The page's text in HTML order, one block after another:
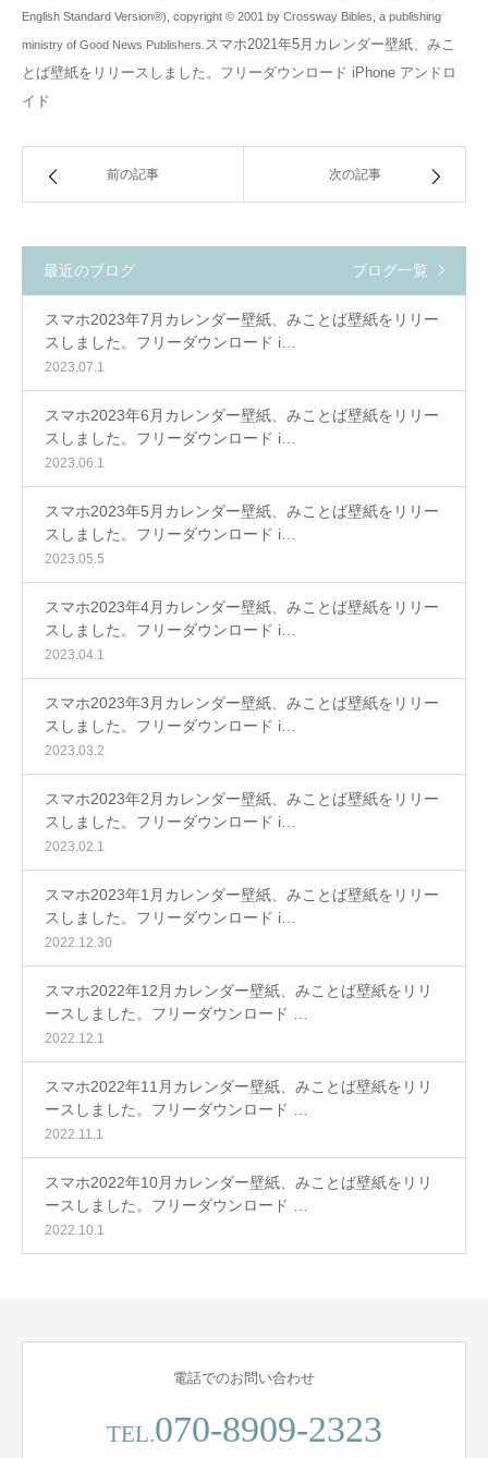
English Standard Version®), copyright © 2001 by Crossway Bibles, a publishing
ministry of Good News Publishers. スマホ2021年5月カレンダー壁紙、みこ
とば壁紙をリリースしました。フリーダウンロード iPhone アンドロ
イド
前の記事 次の記事
最近のブログ ブログ一覧
スマホ2023年7月カレンダー壁紙、みことば壁紙をリリー
スしました。フリーダウンロード i…
2023.07.1
スマホ2023年6月カレンダー壁紙、みことば壁紙をリリー
スしました。フリーダウンロード i…
2023.06.1
スマホ2023年5月カレンダー壁紙、みことば壁紙をリリー
スしました。フリーダウンロード i…
2023.05.5
スマホ2023年4月カレンダー壁紙、みことば壁紙をリリー
スしました。フリーダウンロード i…
2023.04.1
スマホ2023年3月カレンダー壁紙、みことば壁紙をリリー
スしました。フリーダウンロード i…
2023.03.2
スマホ2023年2月カレンダー壁紙、みことば壁紙をリリー
スしました。フリーダウンロード i…
2023.02.1
スマホ2023年1月カレンダー壁紙、みことば壁紙をリリー
スしました。フリーダウンロード i…
2022.12.30
スマホ2022年12月カレンダー壁紙、みことば壁紙をリリ
ースしました。フリーダウンロード …
2022.12.1
スマホ2022年11月カレンダー壁紙、みことば壁紙をリリ
ースしました。フリーダウンロード …
2022.11.1
スマホ2022年10月カレンダー壁紙、みことば壁紙をリリ
ースしました。フリーダウンロード …
2022.10.1
電話でのお問い合わせ
TEL.070-8909-2323